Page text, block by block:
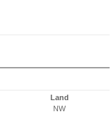
Land
NW